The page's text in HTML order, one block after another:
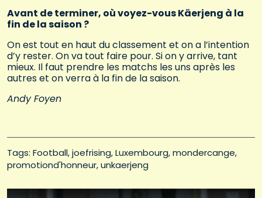
Avant de terminer, où voyez-vous Käerjeng à la
fin de la saison ?
On est tout en haut du classement et on a l’intention
d’y rester. On va tout faire pour. Si on y arrive, tant
mieux. Il faut prendre les matchs les uns après les
autres et on verra à la fin de la saison.
Andy Foyen
Tags: Football joefrising Luxembourg mondercange
promotiond'honneur unkaerjeng